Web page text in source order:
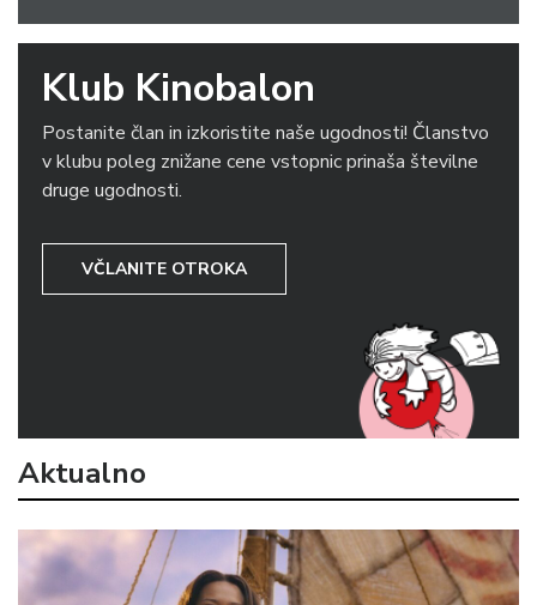
Klub Kinobalon
Postanite član in izkoristite naše ugodnosti! Članstvo
v klubu poleg znižane cene vstopnic prinaša številne
druge ugodnosti.
VČLANITE OTROKA
Aktualno